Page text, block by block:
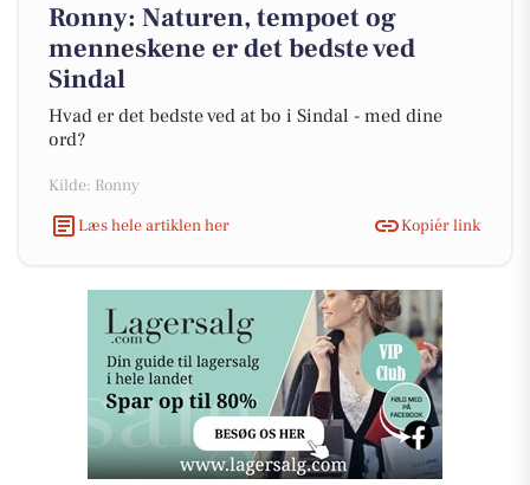
Ronny: Naturen, tempoet og
menneskene er det bedste ved
Sindal
Hvad er det bedste ved at bo i Sindal - med dine
ord?
Kilde: Ronny
Læs hele artiklen her
Kopiér link